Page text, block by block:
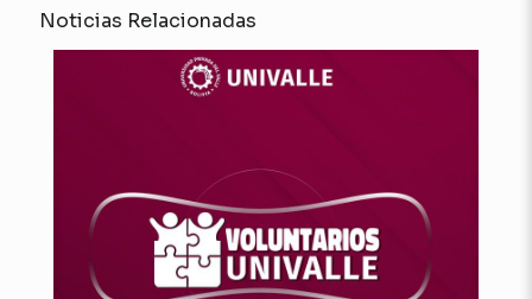
Noticias Relacionadas